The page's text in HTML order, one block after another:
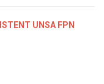
UNSA FPN